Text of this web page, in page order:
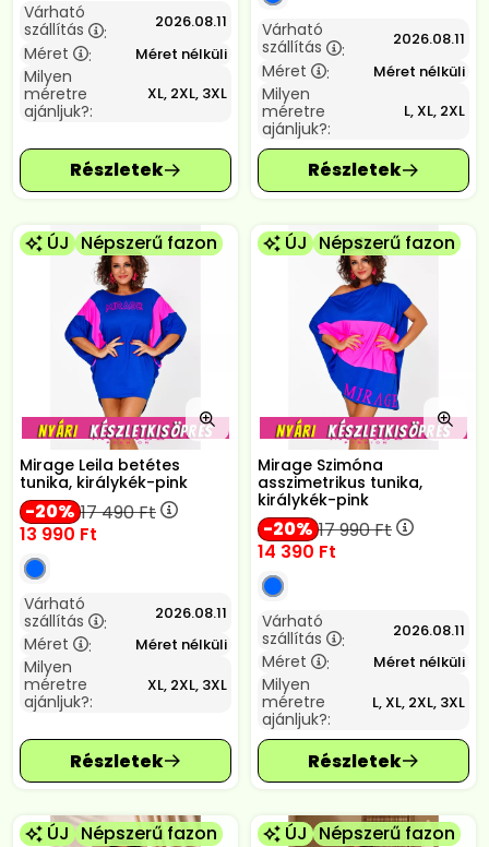
Várható
szállítás
: 2026.08.11
Méret : Méret nélküli
Milyen
méretre
ajánljuk?:
XL, 2XL, 3XL
Várható
szállítás
: 2026.08.11
Méret : Méret nélküli
Milyen
méretre
ajánljuk?:
L, XL, 2XL
ÚJ Népszerű fazon
Mirage Leila betétes
tunika, királykék-pink
20 17 490Ft
13 990 Ft
Várható
szállítás
: 2026.08.11
Méret : Méret nélküli
Milyen
méretre
ajánljuk?:
XL, 2XL, 3XL
ÚJ Népszerű fazon
Mirage Szimóna
asszimetrikus tunika,
királykék-pink
20 17 990Ft
14 390 Ft
Várható
szállítás
: 2026.08.11
Méret : Méret nélküli
Milyen
méretre
ajánljuk?:
L, XL, 2XL, 3XL
ÚJ Népszerű fazon ÚJ Népszerű fazon